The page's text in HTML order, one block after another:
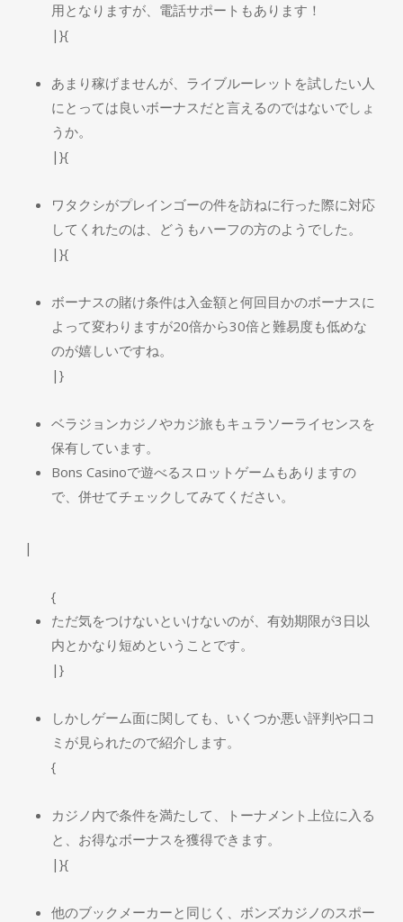
用となりますが、電話サポートもあります！
|}{
あまり稼げませんが、ライブルーレットを試したい人
にとっては良いボーナスだと言えるのではないでしょ
うか。
|}{
ワタクシがプレインゴーの件を訪ねに行った際に対応
してくれたのは、どうもハーフの方のようでした。
|}{
ボーナスの賭け条件は入金額と何回目かのボーナスに
よって変わりますが20倍から30倍と難易度も低めな
のが嬉しいですね。
|}
ベラジョンカジノやカジ旅もキュラソーライセンスを
保有しています。
Bons Casinoで遊べるスロットゲームもありますの
で、併せてチェックしてみてください。
|
{
ただ気をつけないといけないのが、有効期限が3日以
内とかなり短めということです。
|}
しかしゲーム面に関しても、いくつか悪い評判や口コ
ミが見られたので紹介します。
{
カジノ内で条件を満たして、トーナメント上位に入る
と、お得なボーナスを獲得できます。
|}{
他のブックメーカーと同じく、ボンズカジノのスポー